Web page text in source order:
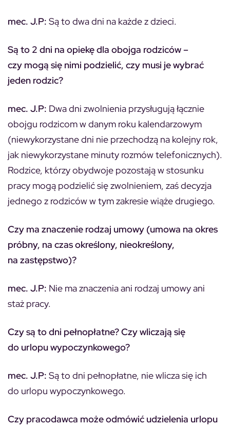
mec. J.P: Są to dwa dni na każde z dzieci.
Są to 2 dni na opiekę dla obojga rodziców –
czy mogą się nimi podzielić, czy musi je wybrać
jeden rodzic?
mec. J.P: Dwa dni zwolnienia przysługują łącznie
obojgu rodzicom w danym roku kalendarzowym
(niewykorzystane dni nie przechodzą na kolejny rok,
jak niewykorzystane minuty rozmów telefonicznych).
Rodzice, którzy obydwoje pozostają w stosunku
pracy mogą podzielić się zwolnieniem, zaś decyzja
jednego z rodziców w tym zakresie wiąże drugiego.
Czy ma znaczenie rodzaj umowy (umowa na okres
próbny, na czas określony, nieokreślony,
na zastępstwo)?
mec. J.P: Nie ma znaczenia ani rodzaj umowy ani
staż pracy.
Czy są to dni pełnopłatne? Czy wliczają się
do urlopu wypoczynkowego?
mec. J.P: Są to dni pełnopłatne, nie wlicza się ich
do urlopu wypoczynkowego.
Czy pracodawca może odmówić udzielenia urlopu